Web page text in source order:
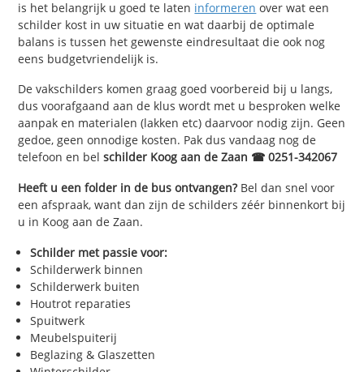
is het belangrijk u goed te laten informeren over wat een
schilder kost in uw situatie en wat daarbij de optimale
balans is tussen het gewenste eindresultaat die ook nog
eens budgetvriendelijk is.
De vakschilders komen graag goed voorbereid bij u langs,
dus voorafgaand aan de klus wordt met u besproken welke
aanpak en materialen (lakken etc) daarvoor nodig zijn. Geen
gedoe, geen onnodige kosten. Pak dus vandaag nog de
telefoon en belschilder Koog aan de Zaan ☎ 0251-342067
Heeft u een folder in de bus ontvangen?Bel dan snel voor
een afspraak, want dan zijn de schilders zéér binnenkort bij
u in Koog aan de Zaan.
Schilder met passie voor:
Schilderwerk binnen
Schilderwerk buiten
Houtrot reparaties
Spuitwerk
Meubelspuiterij
Beglazing & Glaszetten